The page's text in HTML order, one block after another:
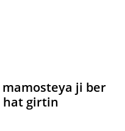
ji ber
hat girtin